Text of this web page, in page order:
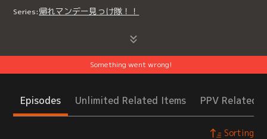
Series:帰れマンデー見っけ隊！！
Something went wrong!
Episodes Unlimited Related Items PPV Related
Sorting